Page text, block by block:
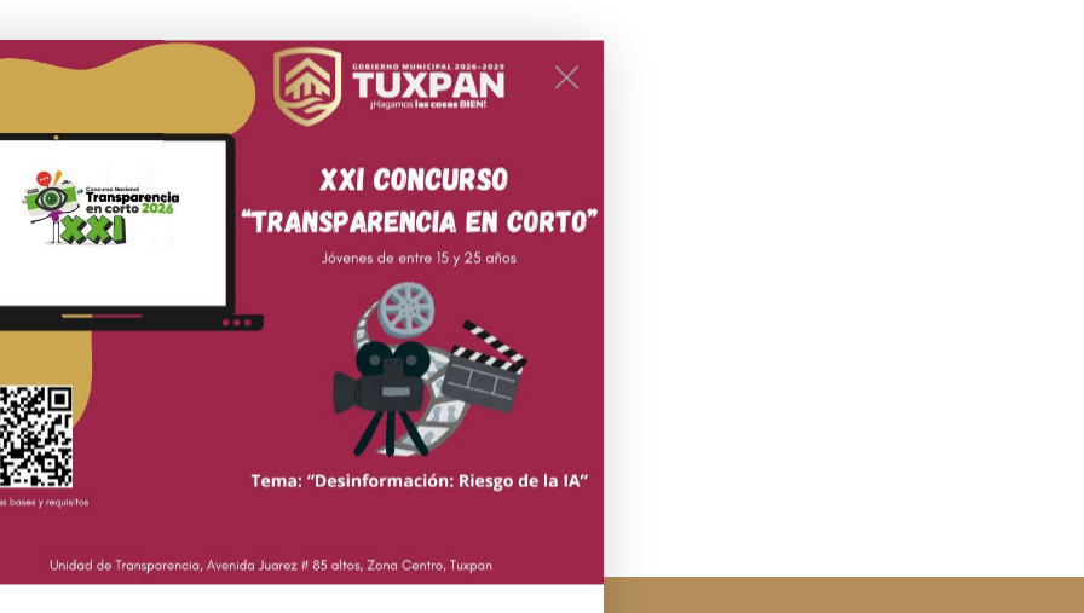
Martínez